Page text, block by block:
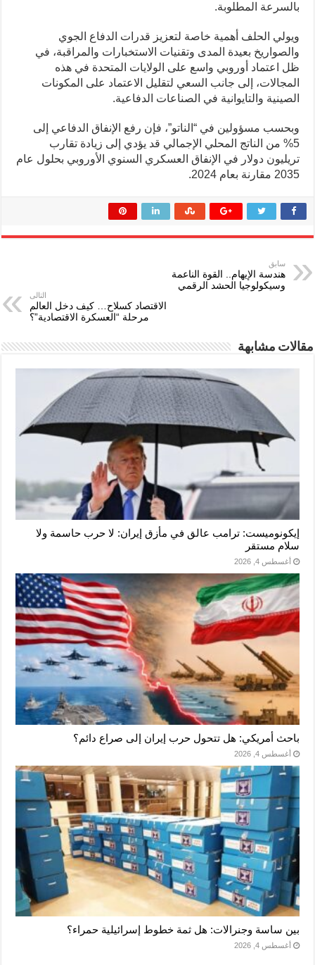
بالسرعة المطلوبة.
ويولي الحلف أهمية خاصة لتعزيز قدرات الدفاع الجوي
والصواريخ بعيدة المدى وتقنيات الاستخبارات والمراقبة، في
ظل اعتماد أوروبي واسع على الولايات المتحدة في هذه
المجالات، إلى جانب السعي لتقليل الاعتماد على المكونات
الصينية والتايوانية في الصناعات الدفاعية.
وبحسب مسؤولين في “الناتو”، فإن رفع الإنفاق الدفاعي إلى
5% من الناتج المحلي الإجمالي قد يؤدي إلى زيادة تقارب
تريليون دولار في الإنفاق العسكري السنوي الأوروبي بحلول عام
2035 مقارنة بعام 2024.
سابق
هندسة الإيهام.. القوة الناعمة
وسيكولوجيا الحشد الرقمي
التالى
الاقتصاد كسلاح… كيف دخل العالم
مرحلة “العسكرة الاقتصادية”؟
مقالات مشابهة
إيكونوميست: ترامب عالق في مأزق إيران: لا حرب حاسمة ولا
سلام مستقر
أغسطس 4, 2026
باحث أمريكي: هل تتحول حرب إيران إلى صراع دائم؟
أغسطس 4, 2026
بين ساسة وجنرالات: هل ثمة خطوط إسرائيلية حمراء؟
أغسطس 4, 2026